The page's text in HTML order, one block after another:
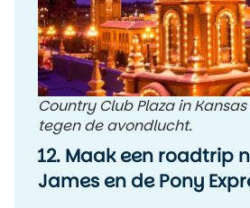
Country Club Plaza in
tegen de avondlucht.
12. Maak een roadtrip
James en de Pony